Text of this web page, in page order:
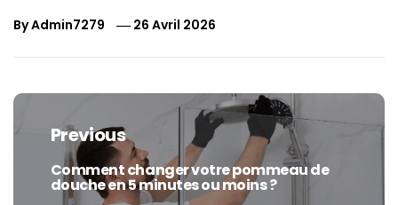
ByAdmin7279 26 Avril 2026
Navigation
de
l’article
Previous
Previous
post:
Comment changer votre pommeau de
douche en 5 minutes ou moins ?